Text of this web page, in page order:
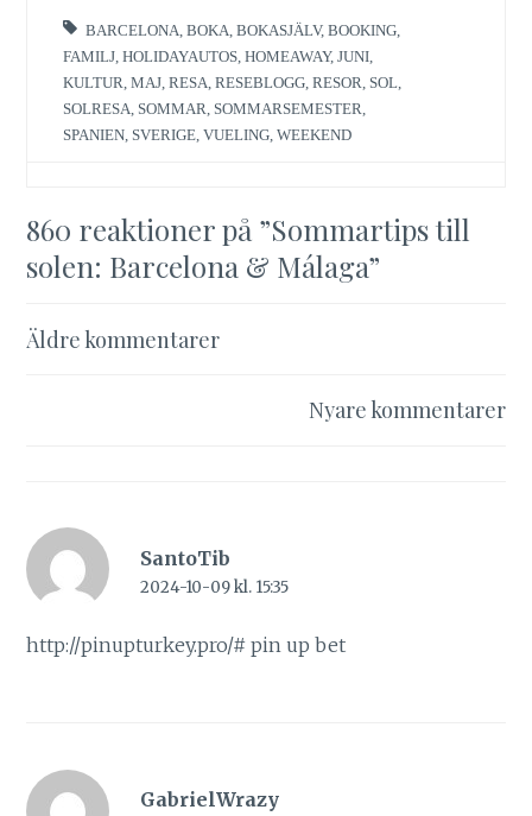
BARCELONA ,BOKA ,BOKASJÄLV,BOOKING
FAMILJ ,HOLIDAYAUTOS ,HOMEAWAY,JUNI
KULTUR ,MAJ ,RESA ,RESEBLOGG ,RESOR SOL
SOLRESA
SOMMAR SOMMARSEMESTER
SPANIEN SVERIGE ,VUELING ,WEEKEND
860 reaktioner på ”Sommartips till
solen: Barcelona & Málaga”
Kommentarsnavigering
Äldre kommentarer
Nyare kommentarer
SantoTib
2024-10-09 kl. 15:35
http://pinupturkey.pro/# pin up bet
GabrielWrazy